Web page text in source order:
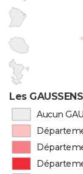
Les
Aucun